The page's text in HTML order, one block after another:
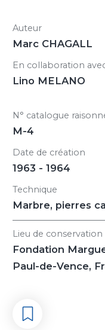
Auteur
Marc CHAGALL
En collaboration
Lino MELANO
N° catalogue
M-4
Date de création
1963 - 1964
Technique
Marbre, pierres
Lieu de conservation
Fondation
Paul-de-Vence,